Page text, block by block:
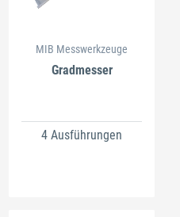
MIB Messwerkzeuge
Gradmesser
4 Ausführungen